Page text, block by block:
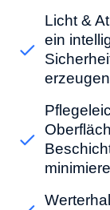
Licht &
ein